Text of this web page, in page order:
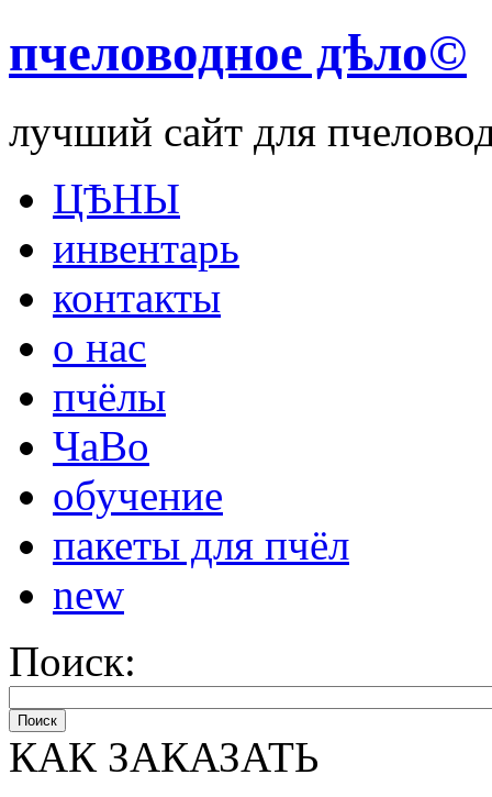
пчеловодное дѣло©
лучший сайт для
ЦѢНЫ
инвентарь
контакты
о нас
пчёлы
ЧаВо
обучение
пакеты для пчёл
new
Поиск:
Поиск
КАК ЗАКАЗАТЬ